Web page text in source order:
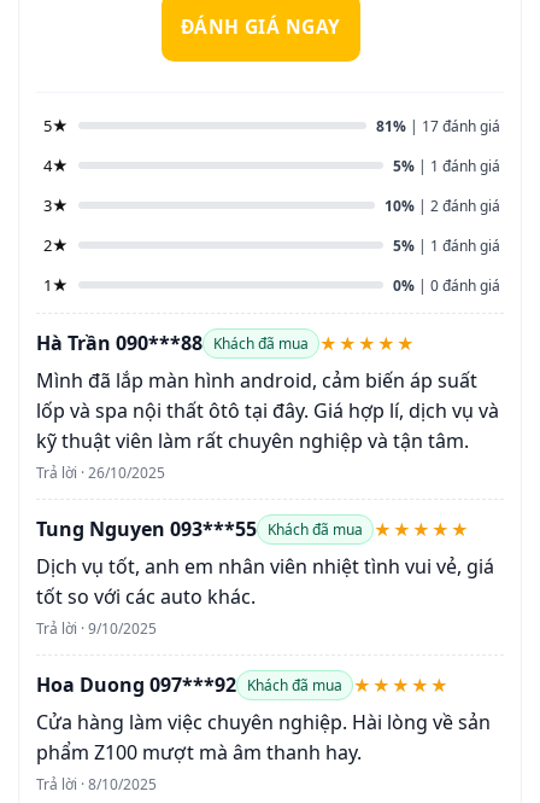
ĐÁNH GIÁ NGAY
5★ 81% | 17 đánh giá
4★ 5% | 1 đánh giá
3★ 10% | 2 đánh giá
2★ 5% | 1 đánh giá
1★ 0% | 0 đánh giá
Hà Trần 090***88 Khách đã mua ★★★★★
Mình đã lắp màn hình android, cảm biến áp suất
lốp và spa nội thất ôtô tại đây. Giá hợp lí, dịch vụ và
kỹ thuật viên làm rất chuyên nghiệp và tận tâm.
Trả lời · 26/10/2025
Tung Nguyen 093***55 Khách đã mua ★★★★★
Dịch vụ tốt, anh em nhân viên nhiệt tình vui vẻ, giá
tốt so với các auto khác.
Trả lời · 9/10/2025
Hoa Duong 097***92 Khách đã mua ★★★★★
Cửa hàng làm việc chuyên nghiệp. Hài lòng về sản
phẩm Z100 mượt mà âm thanh hay.
Trả lời · 8/10/2025